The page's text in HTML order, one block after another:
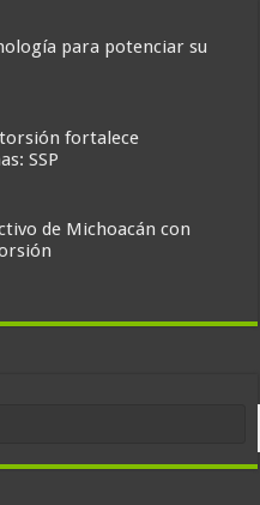
para potenciar su
fortalece
SSP
de Michoacán con